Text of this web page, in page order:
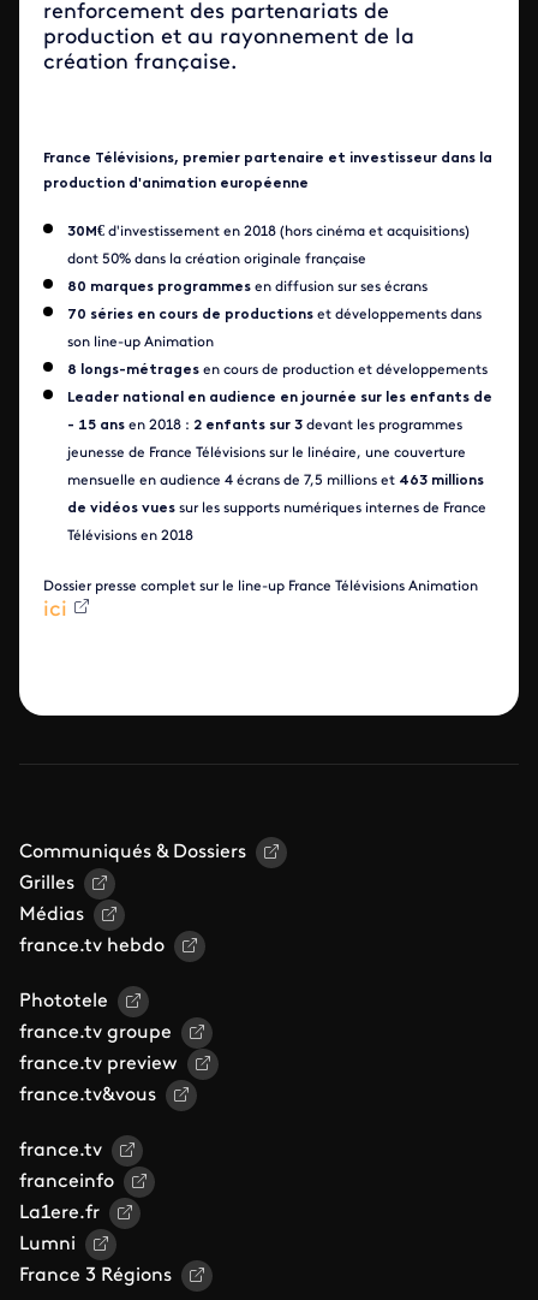
renforcement des partenariats de
production et au rayonnement de la
création française.
France Télévisions, premier partenaire et investisseur dans la
production d'animation européenne
30M€ d'investissement en 2018 (hors cinéma et acquisitions)
dont 50% dans la création originale française
80 marques programmes en diffusion sur ses écrans
70 séries en cours de productions et développements dans
son line-up Animation
8 longs-métrages en cours de production et développements
Leader national en audience en journée sur les enfants de
- 15 ans en 2018 : 2 enfants sur 3 devant les programmes
jeunesse de France Télévisions sur le linéaire, une couverture
mensuelle en audience 4 écrans de 7,5 millions et 463 millions
de vidéos vues sur les supports numériques internes de France
Télévisions en 2018
Dossier presse complet sur le line-up France Télévisions Animation
ici
Communiqués & Dossiers
Grilles
Médias
france.tv hebdo
Phototele
france.tv groupe
france.tv preview
france.tv&vous
france.tv
franceinfo
La1ere.fr
Lumni
France 3 Régions